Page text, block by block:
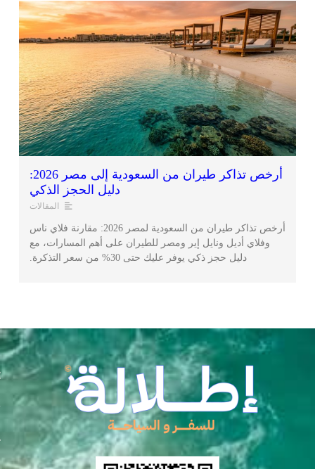
أرخص تذاكر طيران من السعودية إلى مصر 2026:
دليل الحجز الذكي
المقالات
أرخص تذاكر طيران من السعودية لمصر 2026: مقارنة فلاي ناس
وفلاي أديل ونايل إير ومصر للطيران على أهم المسارات، مع
دليل حجز ذكي يوفر عليك حتى 30% من سعر التذكرة.